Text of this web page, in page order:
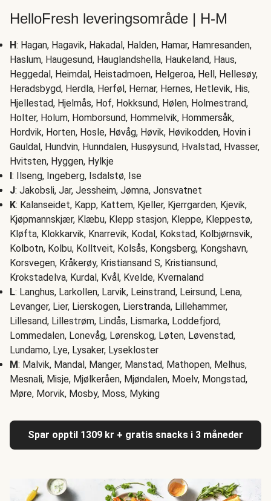
HelloFresh leveringsområde | H-M
H: Hagan, Hagavik, Hakadal, Halden, Hamar, Hamresanden,
Haslum, Haugesund, Hauglandshella, Haukeland, Haus,
Heggedal, Heimdal, Heistadmoen, Helgeroa, Hell, Hellesøy,
Heradsbygd, Herdla, Herføl, Hernar, Hernes, Hetlevik, His,
Hjellestad, Hjelmås, Hof, Hokksund, Hølen, Holmestrand,
Holter, Holum, Homborsund, Hommelvik, Hommersåk,
Hordvik, Horten, Hosle, Høvåg, Høvik, Høvikodden, Hovin i
Gauldal, Hundvin, Hunndalen, Husøysund, Hvalstad, Hvasser,
Hvitsten, Hyggen, Hylkje
I: Ilseng, Ingeberg, Isdalstø, Ise
J: Jakobsli, Jar, Jessheim, Jømna, Jonsvatnet
K: Kalanseidet, Kapp, Kattem, Kjeller, Kjerrgarden, Kjevik,
Kjøpmannskjær, Klæbu, Klepp stasjon, Kleppe, Kleppestø,
Kløfta, Klokkarvik, Knarrevik, Kodal, Kokstad, Kolbjørnsvik,
Kolbotn, Kolbu, Kolltveit, Kolsås, Kongsberg, Kongshavn,
Korsvegen, Kråkerøy, Kristiansand S, Kristiansund,
Krokstadelva, Kurdal, Kvål, Kvelde, Kvernaland
L: Langhus, Larkollen, Larvik, Leinstrand, Leirsund, Lena,
Levanger, Lier, Lierskogen, Lierstranda, Lillehammer,
Lillesand, Lillestrøm, Lindås, Lismarka, Loddefjord,
Lommedalen, Lonevåg, Lørenskog, Løten, Løvenstad,
Lundamo, Lye, Lysaker, Lysekloster
M: Malvik, Mandal, Manger, Manstad, Mathopen, Melhus,
Mesnali, Misje, Mjølkeråen, Mjøndalen, Moelv, Mongstad,
Møre, Morvik, Mosby, Moss, Myking
Spar opptil 1309 kr + gratis snacks i 3 måneder